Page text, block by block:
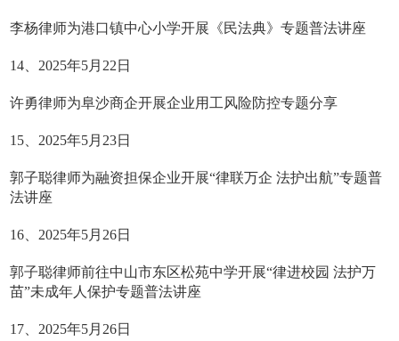
李杨律师为港口镇中心小学开展《民法典》专题普法讲座
14、2025年5月22日
许勇律师为阜沙商企开展企业用工风险防控专题分享
15、2025年5月23日
郭子聪律师为融资担保企业开展“律联万企 法护出航”专题普
法讲座
16、2025年5月26日
郭子聪律师前往中山市东区松苑中学开展“律进校园 法护万
苗”未成年人保护专题普法讲座
17、2025年5月26日